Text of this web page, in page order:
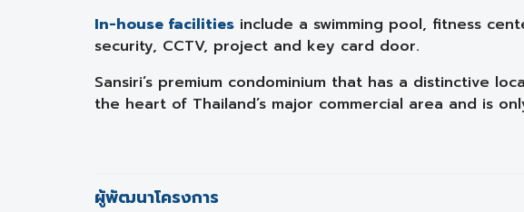
In-house facilities include a swimming pool, fitness
security, CCTV, project and key card door.
Sansiri’s premium condominium that has a distinctive
the heart of Thailand’s major commercial area and is
ผู้พัฒนาโครงการ